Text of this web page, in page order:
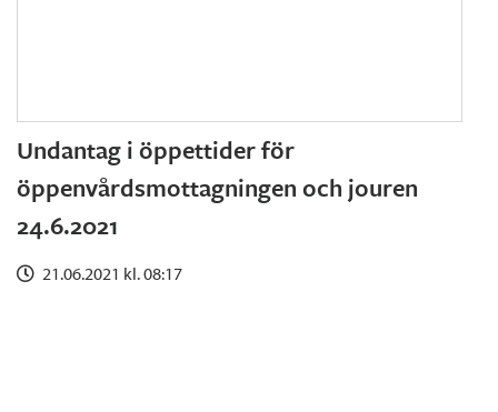
Undantag i öppettider för
öppenvårdsmottagningen och jouren
24.6.2021
21.06.2021 kl. 08:17